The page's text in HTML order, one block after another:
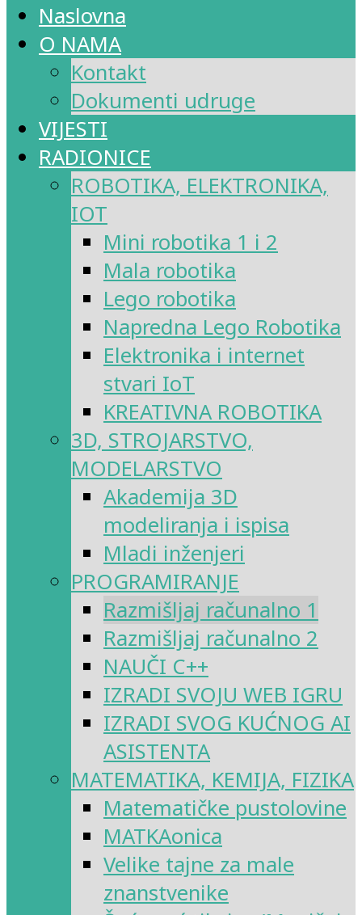
Naslovna
O NAMA
Kontakt
Dokumenti udruge
VIJESTI
RADIONICE
ROBOTIKA, ELEKTRONIKA,
IOT
Mini robotika 1 i 2
Mala robotika
Lego robotika
Napredna Lego Robotika
Elektronika i internet
stvari IoT
KREATIVNA ROBOTIKA
3D, STROJARSTVO,
MODELARSTVO
Akademija 3D
modeliranja i ispisa
Mladi inženjeri
PROGRAMIRANJE
Razmišljaj računalno 1
Razmišljaj računalno 2
NAUČI C++
IZRADI SVOJU WEB IGRU
IZRADI SVOG KUĆNOG AI
ASISTENTA
MATEMATIKA, KEMIJA, FIZIKA
Matematičke pustolovine
MATKAonica
Velike tajne za male
znanstvenike